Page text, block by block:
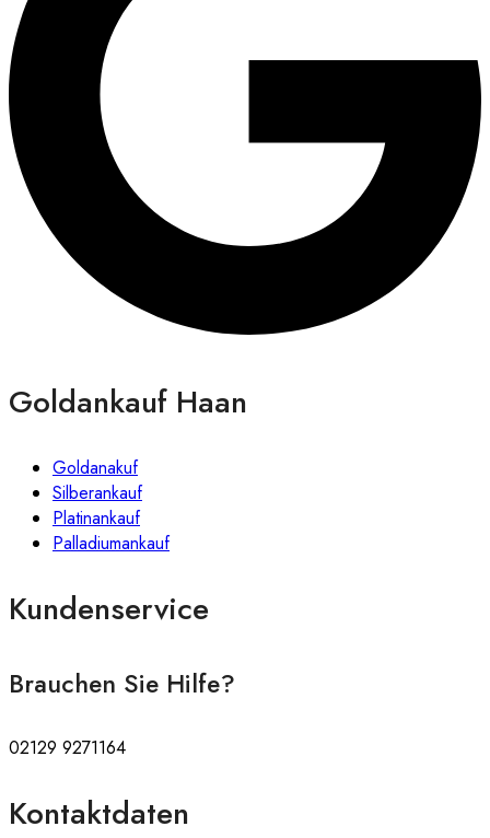
Goldankauf Haan
Goldanakuf
Silberankauf
Platinankauf
Palladiumankauf
Kundenservice
Brauchen Sie Hilfe?
02129 9271164
Kontaktdaten